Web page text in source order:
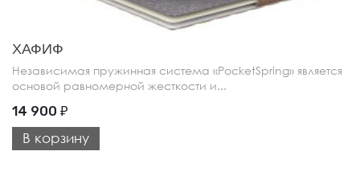
ХАФИФ
Независимая пружинная система «PocketSpring» является
основой равномерной жесткости и...
14 900 ₽
В корзину